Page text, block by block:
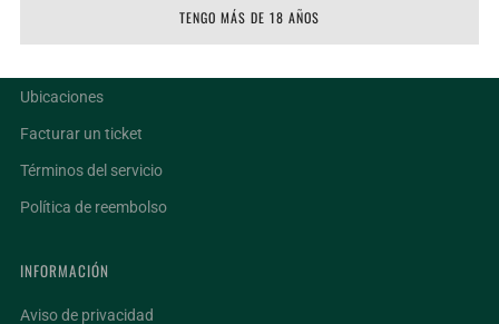
TENGO MÁS DE 18 AÑOS
Ubicaciones
Facturar un ticket
Términos del servicio
Política de reembolso
INFORMACIÓN
Aviso de privacidad